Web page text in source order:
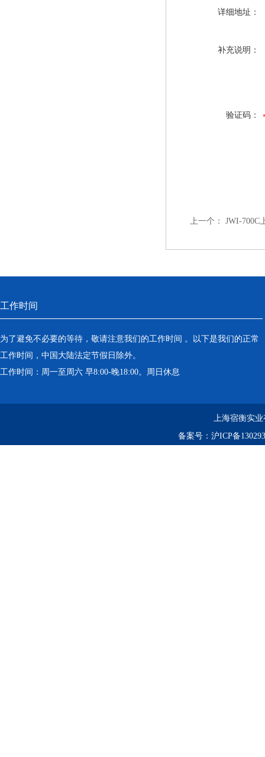
详细地址：
补充说明：
验证码：
上一个： JWI-700C
工作时间
为了避免不必要的等待，敬请注意我们的工作时间 。以下是我们的正常
工作时间，中国大陆法定节假日除外。
工作时间：周一至周六 早8:00-晚18:00。周日休息
上海宿衡实
备案号： 沪ICP备